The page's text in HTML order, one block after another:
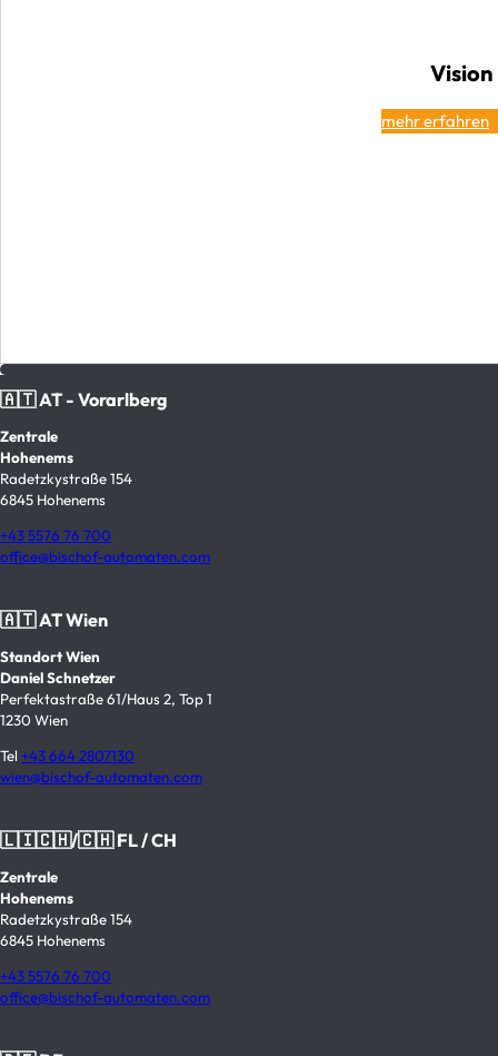
Vision
mehr erfahren
🇦🇹 AT - Vorarlberg
Zentrale
Hohenems
Radetzkystraße 154
6845 Hohenems
+43 5576 76 700
office@bischof-automaten.com
🇦🇹 AT Wien
Standort Wien
Daniel Schnetzer
Perfektastraße 61/Haus 2, Top 1
1230 Wien
Tel +43 664 2807130
wien@bischof-automaten.com
🇱🇮🇨🇭/🇨🇭 FL / CH
Zentrale
Hohenems
Radetzkystraße 154
6845 Hohenems
+43 5576 76 700
office@bischof-automaten.com